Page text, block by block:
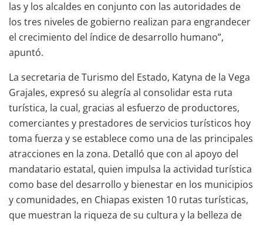
las y los alcaldes en conjunto con las autoridades de
los tres niveles de gobierno realizan para engrandecer
el crecimiento del índice de desarrollo humano”,
apuntó.
La secretaria de Turismo del Estado, Katyna de la Vega
Grajales, expresó su alegría al consolidar esta ruta
turística, la cual, gracias al esfuerzo de productores,
comerciantes y prestadores de servicios turísticos hoy
toma fuerza y se establece como una de las principales
atracciones en la zona. Detalló que con al apoyo del
mandatario estatal, quien impulsa la actividad turística
como base del desarrollo y bienestar en los municipios
y comunidades, en Chiapas existen 10 rutas turísticas,
que muestran la riqueza de su cultura y la belleza de